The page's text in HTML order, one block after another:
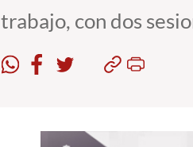
trabajo, con dos